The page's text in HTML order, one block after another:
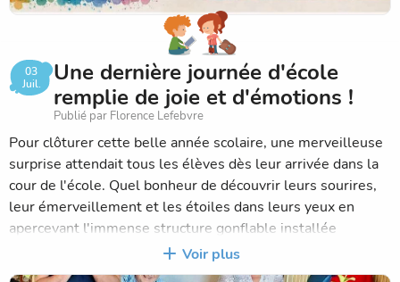
Un grand merci à tous les enfants impliqués, aux équipes
éducatives, ainsi qu’à l’ensemble des acteurs du réseau
pour cette belle dynamique partagée.
👉 La vidéo du flashmob est à découvrir ici :
youtu.be/S7Vox1w93pA
Belle découverte à toutes et à tous !
03
Juil.
Une dernière journée d'école
remplie de joie et d'émotions !
Publié par Florence Lefebvre
Pour clôturer cette belle année scolaire, une merveilleuse
surprise attendait tous les élèves dès leur arrivée dans la
cour de l'école. Quel bonheur de découvrir leurs sourires,
leur émerveillement et les étoiles dans leurs yeux en
apercevant l'immense structure gonflable installée
Voir plus